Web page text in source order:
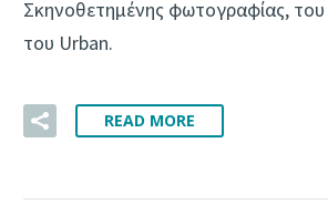
Σκηνοθετημένης φωτογραφίας,
του Urban.
READ MORE